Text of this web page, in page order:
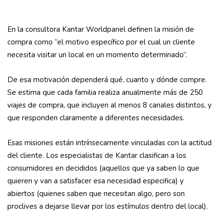
En la consultora Kantar Worldpanel definen la misión de
compra como “el motivo específico por el cual un cliente
necesita visitar un local en un momento determinado”.
De esa motivación dependerá qué, cuanto y dónde compre.
Se estima que cada familia realiza anualmente más de 250
viajes de compra, que incluyen al menos 8 canales distintos, y
que responden claramente a diferentes necesidades.
Esas misiones están intrínsecamente vinculadas con la actitud
del cliente. Los especialistas de Kantar clasifican a los
consumidores en decididos (aquellos que ya saben lo que
quieren y van a satisfacer esa necesidad especifica) y
abiertos (quienes saben que necesitan algo, pero son
proclives a dejarse llevar por los estímulos dentro del local).